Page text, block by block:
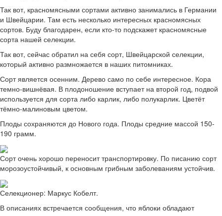
Так вот, красномясными сортами активно занимались в Германии
и Швейцарии. Там есть несколько интересных красномясных
сортов. Буду благодарен, если кто-то подскажет красномясные
сорта нашей селекции.
Так вот, сейчас обратил на себя сорт, Швейцарской селекции,
который активно размножается в наших питомниках.
Сорт является осенним. Дерево само по себе интересное. Кора
темно-вишнёвая. В плодоношение вступает на второй год, подвой
используется для сорта либо карлик, либо полукарлик. Цветёт
тёмно-малиновым цветом.
Плоды сохраняются до Нового года. Плоды средние массой 150-
190 грамм.
Сорт очень хорошо переносит транспортировку. По писанию сорт
морозоустойчивый, к основным грибным заболеваниям устойчив.
Селекционер: Маркус Кобелт.
В описаниях встречается сообщения, что яблоки обладают